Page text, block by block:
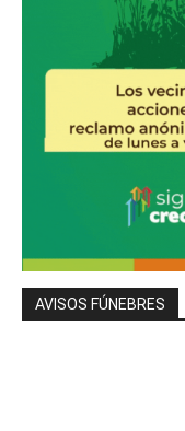
AVISOS FÚNEBRES